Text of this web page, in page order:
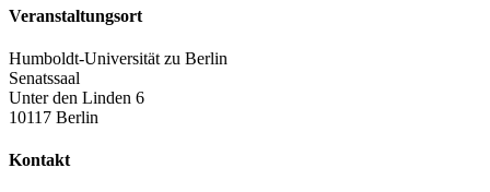
Veranstaltungsort
Humboldt-Universität zu Berlin
Senatssaal
Unter den Linden 6
10117 Berlin
Kontakt